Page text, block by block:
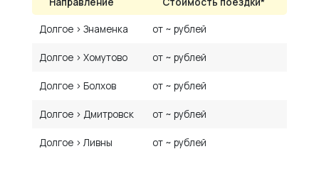
Долгое › Знаменка от ~ рублей
Долгое › Хомутово от ~ рублей
Долгое › Болхов от ~ рублей
Долгое › Дмитровск от ~ рублей
Долгое › Ливны от ~ рублей